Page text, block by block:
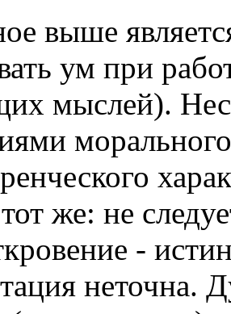
выше
ум при
мыслей).
же: не
-
неточна.